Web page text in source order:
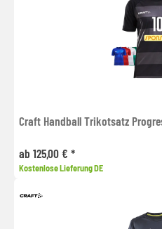
Craft Handball Trikotsatz
ab 125,00 € *
Kostenlose Lieferung DE